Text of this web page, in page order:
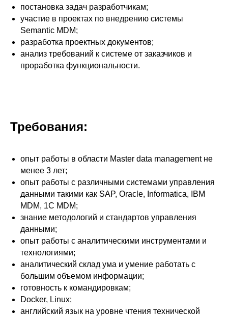
постановка задач разработчикам;
участие в проектах по внедрению системы
Semantic MDM;
разработка проектных документов;
анализ требований к системе от заказчиков и
проработка функциональности.
Требования:
опыт работы в области Master data management не
менее 3 лет;
опыт работы с различными системами управления
данными такими как SAP, Oracle, Informatica, IBM
MDM, 1C MDM;
знание методологий и стандартов управления
данными;
опыт работы с аналитическими инструментами и
технологиями;
аналитический склад ума и умение работать с
большим объемом информации;
готовность к командировкам;
Docker, Linux;
английский язык на уровне чтения технической